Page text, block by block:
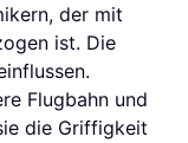
der mit
ist. Die
Flugbahn und
die Griffigkeit